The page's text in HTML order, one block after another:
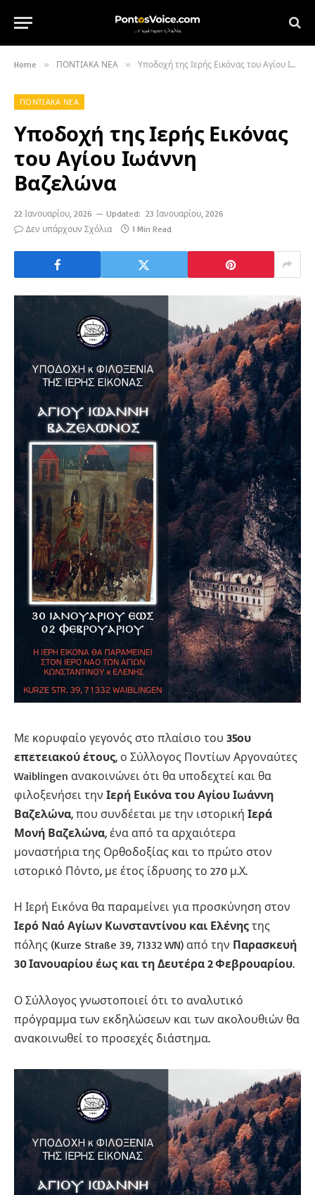
Home » ΠΟΝΤΙΑΚΑ ΝΕΑ » Υποδοχή της Ιερής Εικόνας του Αγίου Ιωάννη Βαζελώνα
ΠΟΝΤΙΑΚΑ ΝΕΑ
Υποδοχή της Ιερής Εικόνας
του Αγίου Ιωάννη
Βαζελώνα
22 Ιανουαρίου, 2026 Updated: 23 Ιανουαρίου, 2026
Δεν υπάρχουν Σχόλια
1 Min Read
Με κορυφαίο γεγονός στο πλαίσιο του 35ου
επετειακού έτους, ο Σύλλογος Ποντίων Αργοναύτες
Waiblingen ανακοινώνει ότι θα υποδεχτεί και θα
φιλοξενήσει την Ιερή Εικόνα του Αγίου Ιωάννη
Βαζελώνα, που συνδέεται με την ιστορική Ιερά
Μονή Βαζελώνα, ένα από τα αρχαιότερα
μοναστήρια της Ορθοδοξίας και το πρώτο στον
ιστορικό Πόντο, με έτος ίδρυσης το 270 μ.Χ.
Η Ιερή Εικόνα θα παραμείνει για προσκύνηση στον
Ιερό Ναό Αγίων Κωνσταντίνου και Ελένης της
πόλης (Kurze Straße 39, 71332 WN) από την Παρασκευή
30 Ιανουαρίου έως και τη Δευτέρα 2 Φεβρουαρίου.
Ο Σύλλογος γνωστοποιεί ότι το αναλυτικό
πρόγραμμα των εκδηλώσεων και των ακολουθιών θα
ανακοινωθεί το προσεχές διάστημα.